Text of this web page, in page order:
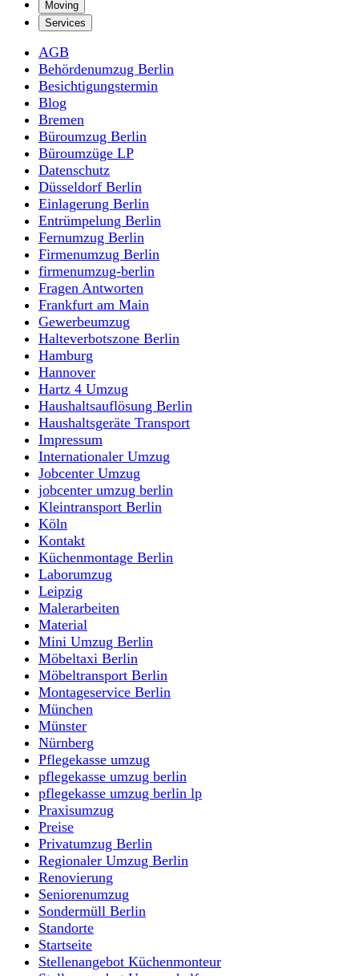
Moving
Services
AGB
Behördenumzug Berlin
Besichtigungstermin
Blog
Bremen
Büroumzug Berlin
Büroumzüge LP
Datenschutz
Düsseldorf Berlin
Einlagerung Berlin
Entrümpelung Berlin
Fernumzug Berlin
Firmenumzug Berlin
firmenumzug-berlin
Fragen Antworten
Frankfurt am Main
Gewerbeumzug
Halteverbotszone Berlin
Hamburg
Hannover
Hartz 4 Umzug
Haushaltsauflösung Berlin
Haushaltsgeräte Transport
Impressum
Internationaler Umzug
Jobcenter Umzug
jobcenter umzug berlin
Kleintransport Berlin
Köln
Kontakt
Küchenmontage Berlin
Laborumzug
Leipzig
Malerarbeiten
Material
Mini Umzug Berlin
Möbeltaxi Berlin
Möbeltransport Berlin
Montageservice Berlin
München
Münster
Nürnberg
Pflegekasse umzug
pflegekasse umzug berlin
pflegekasse umzug berlin lp
Praxisumzug
Preise
Privatumzug Berlin
Regionaler Umzug Berlin
Renovierung
Seniorenumzug
Sondermüll Berlin
Standorte
Startseite
Stellenangebot Küchenmonteur